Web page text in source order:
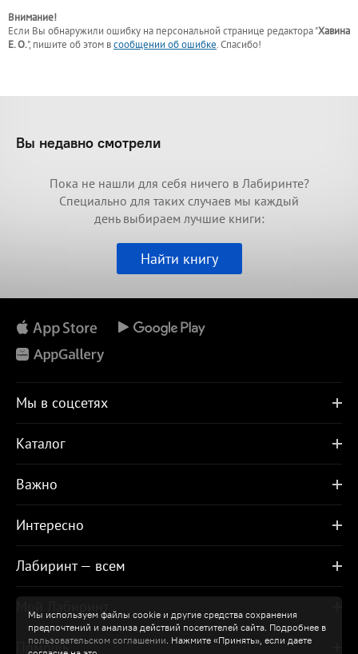
Внимание!
Если Вы обнаружили ошибку на персональной странице редактора "Хавина
Е. О.", пишите об этом всообщении об ошибке. Спасибо!
Мы используем файлы cookie и другие средства сохранения
предпочтений и анализа действий посетителей сайта. Подробнее в
пользовательском соглашении. Нажмите «Принять», если даете
Вы недавно смотрели
Пока не нашли для себя ничего в Лабиринте?
Специально для таких случаев мы каждый
день выбираем лучшие книги:
Найти книгу
Мы в соцсетях
Каталог
Важно
Интересно
Лабиринт — всем
Помощь